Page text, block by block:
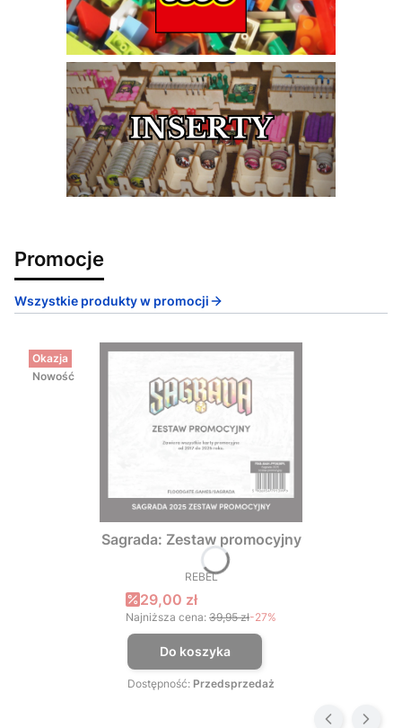
Promocje
Wszystkie produkty w promocji
Okazja
Nowość
Sagrada: Zestaw promocyjny
PRODUCENT
REBEL
Cena promocyjna
29,00 zł
Najniższa cena: 39,95 zł-27%
Do koszyka
Dostępność: Przedsprzedaż